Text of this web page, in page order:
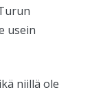
usein
niillä ole